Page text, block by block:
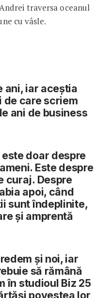
traversa oceanul
cu vâsle.
ani, iar aceștia
de care scriem
ani de business
doar despre
Este despre
curaj. Despre
apoi, când
sunt îndeplinite,
și amprentă
și noi, iar
să rămână
în studioul Biz 25
povestea lor